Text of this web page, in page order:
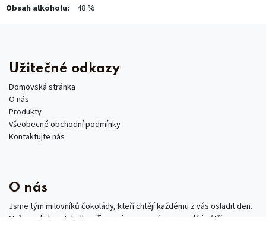
Obsah alkoholu: 48 %
Užitečné odkazy
Domovská stránka
O nás
Produkty
Všeobecné obchodní podmínky
Kontaktujte nás
O nás
Jsme tým milovníků čokolády, kteří chtějí každému z vás osladit den.
Naše pralinky a tabulky připravujeme na míru pro malé i větší